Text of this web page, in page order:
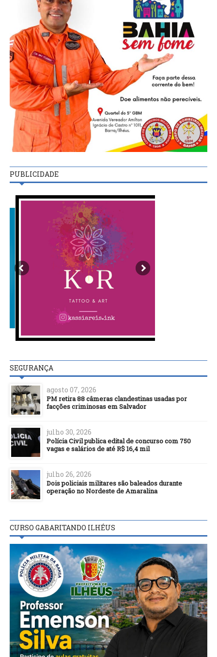
PUBLICIDADE
SEGURANÇA
agosto 07, 2026
PM retira 88 câmeras clandestinas usadas por
facções criminosas em Salvador
julho 30, 2026
Polícia Civil publica edital de concurso com 750
vagas e salários de até R$ 16,4 mil
julho 26, 2026
Dois policiais militares são baleados durante
operação no Nordeste de Amaralina
CURSO GABARITANDO ILHÉUS